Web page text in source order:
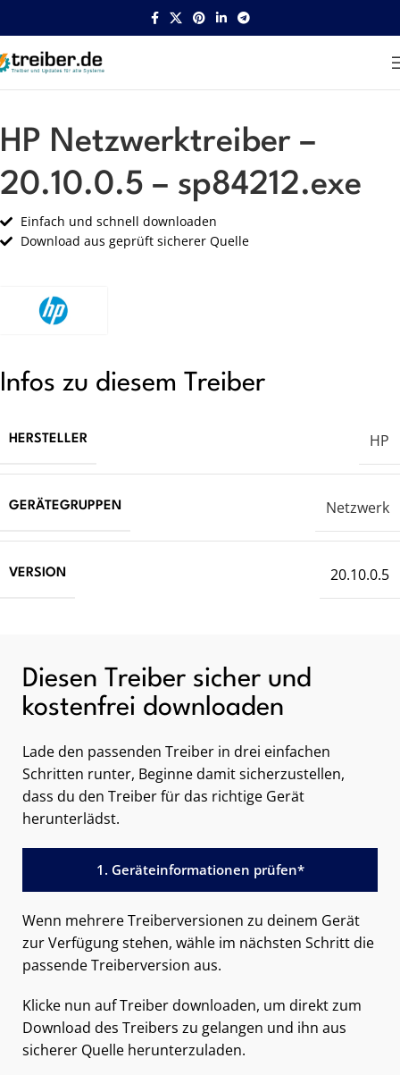
Startseite HP Netzwerk
HP Netzwerktreiber –
20.10.0.5 – sp84212.exe
Einfach und schnell downloaden
Download aus geprüft sicherer Quelle
Infos zu diesem Treiber
HERSTELLER HP
GERÄTEGRUPPEN Netzwerk
VERSION 20.10.0.5
Diesen Treiber sicher und
kostenfrei downloaden
Lade den passenden Treiber in drei einfachen
Schritten runter, Beginne damit sicherzustellen,
dass du den Treiber für das richtige Gerät
herunterlädst.
1. Geräteinformationen prüfen*
Wenn mehrere Treiberversionen zu deinem Gerät
zur Verfügung stehen, wähle im nächsten Schritt die
passende Treiberversion aus.
Klicke nun auf Treiber downloaden, um direkt zum
Download des Treibers zu gelangen und ihn aus
sicherer Quelle herunterzuladen.